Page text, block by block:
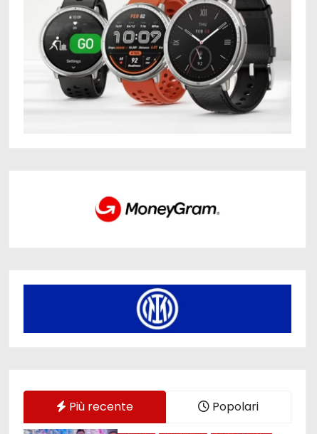
Più recente Popolari